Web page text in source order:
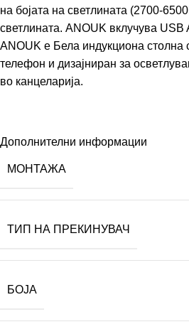
на бојата на светлината (2700-
светлината. ANOUK вклучува
ANOUK е Бела индукциона столна
телефон и дизајниран за
во канцеларија.
Дополнителни информации
МОНТАЖА
ТИП НА ПРЕКИНУВАЧ
БОЈА